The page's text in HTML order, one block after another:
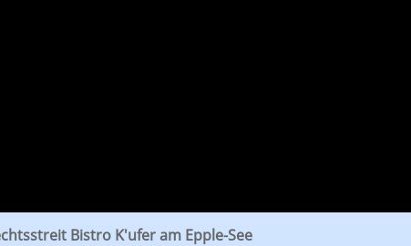
Bistro K'ufer am Epple-See